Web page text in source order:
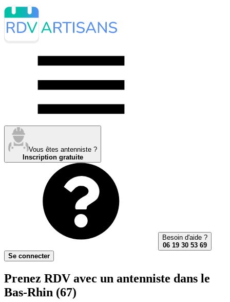
Vous êtes antenniste ?
Inscription gratuite
Besoin d'aide ?
06 19 30 53 69
Se connecter
Prenez RDV avec un antenniste dans le
Bas-Rhin (67)